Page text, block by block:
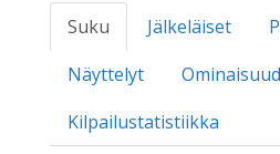
Suku Jälkeläiset
Näyttelyt
Kilpailustatistiikka